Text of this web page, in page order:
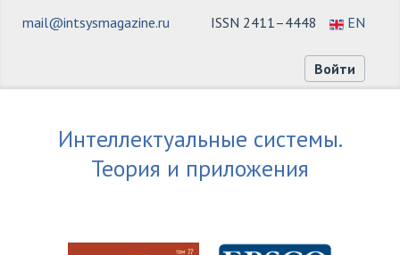
ISSN 2411–4448 EN
mail@intsysmagazine.ru
Войти
Интеллектуальные системы.
Теория и приложения